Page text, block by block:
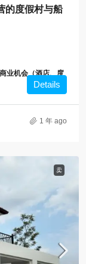
的度假村与船
业机会（酒店、度
Details
1 年 ago
卖